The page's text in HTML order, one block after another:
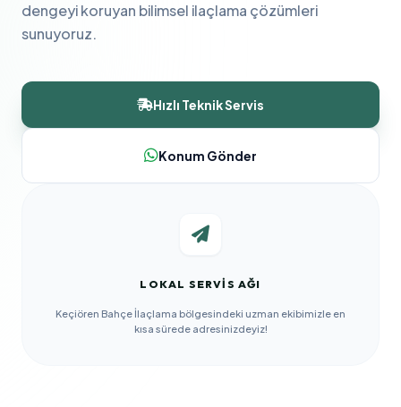
dengeyi koruyan bilimsel ilaçlama çözümleri
sunuyoruz.
Hızlı Teknik Servis
Konum Gönder
LOKAL SERVIS AĞI
Keçiören Bahçe İlaçlama bölgesindeki uzman ekibimizle en
kısa sürede adresinizdeyiz!